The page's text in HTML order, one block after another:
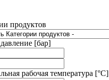
продуктов
[бар]
рабочая температура [°C]